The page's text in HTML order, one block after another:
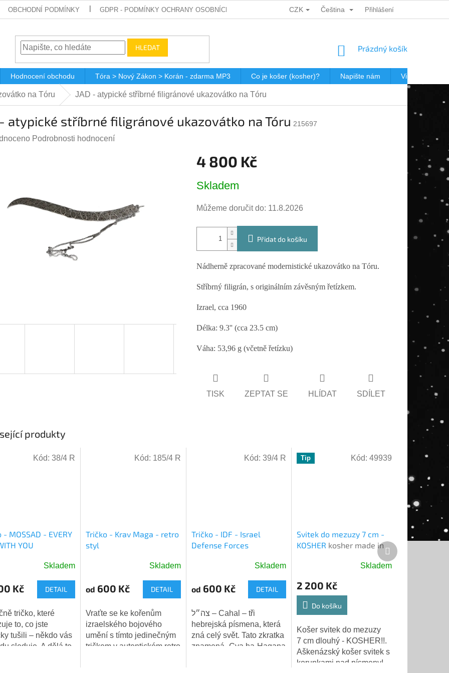
OBCHODNÍ PODMÍNKY GDPR - PODMÍNKY OCHRANY OSOBNÍCH ÚDAJŮ DÁRKOVÉ KUPONY POŠTOVNÉ V JEWISHOP
CZK Čeština Přihlášení
HLEDAT
NÁKUPNÍ
Prázdný košík
Hodnocení obchodu Tóra > Nový Zákon > Korán - zdarma MP3 Co je košer (kosher)? Napište nám Virtualní
na Tóru JAD - atypické stříbrné filigránové ukazovátko na Tóru
- atypické stříbrné filigránové ukazovátko na Tóru 215697
Podrobnosti hodnocení
4 800 Kč
cena:
Skladem
Můžeme doručit do: 11.8.2026
Přidat do košíku
Nádherně zpracované modernistické ukazovátko na Tóru.
Stříbrný filigrán, s originálním závěsným řetízkem.
Izrael, cca 1960
Délka: 9.3'' (cca 23.5 cm)
Váha: 53,96 g (včetně řetízku)
TISK ZEPTAT SE HLÍDAT SDÍLET
produkty
- MOSSAD - EVERY
YOU
Skladem
Kč DETAIL
tričko, které
to, co jste
tušili – někdo vás
sleduje. A dělá to
Kód: 38/4 R
Tričko - Krav Maga - retro
styl
Skladem
od 600 Kč DETAIL
Vraťte se ke kořenům
izraelského bojového
umění s tímto jedinečným
tričkem v autentickém retro
Kód: 185/4 R
Tričko - IDF - Israel
Defense Forces
produktu
5,0
z
5
hvězdiček.
Skladem
od 600 Kč DETAIL
צה״ל – Cahal – tři
hebrejská písmena, která
zná celý svět. Tato zkratka
znamená „Cva ha-Hagana
Kód:39/4 R Tip
Svitek do mezuzy 7 cm -
KOSHER kosher made in
Skladem
2 200 Kč
Do košíku
Košer svitek do mezuzy
7 cm dlouhý - KOSHER!!.
Aškenázský košer svitek s
korunkami nad písmeny!
Kód: 49939
Další
produkt